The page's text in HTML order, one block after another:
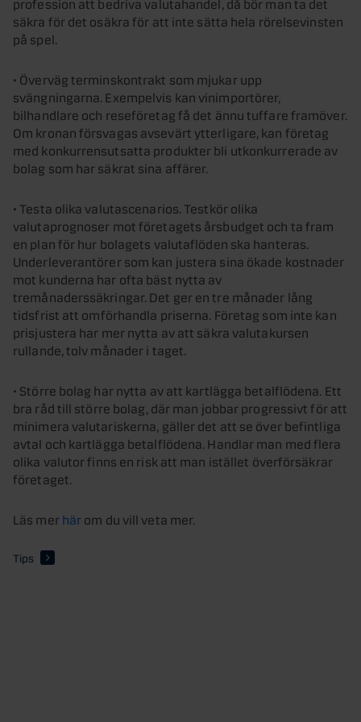
säkra för det osäkra för att inte sätta hela rörelsevinsten
på spel.
• Överväg terminskontrakt som mjukar upp
svängningarna. Exempelvis kan vinimportörer,
bilhandlare och reseföretag få det ännu tuffare framöver.
Om kronan försvagas avsevärt ytterligare, kan företag
med konkurrensutsatta produkter bli utkonkurrerade av
bolag som har säkrat sina affärer.
• Testa olika valutascenarios. Testkör olika
valutaprognoser mot företagets årsbudget och ta fram
en plan för hur bolagets valutaflöden ska hanteras.
Underleverantörer som kan justera sina ökade kostnader
mot kunderna har ofta bäst nytta av
tremånaderssäkringar. Det ger en tre månader lång
tidsfrist att omförhandla priserna. Företag som inte kan
prisjustera har mer nytta av att säkra valutakursen
rullande, tolv månader i taget.
• Större bolag har nytta av att kartlägga betalflödena. Ett
bra råd till större bolag, där man jobbar progressivt för att
minimera valutariskerna, gäller det att se över befintliga
avtal och kartlägga betalflödena. Handlar man med flera
olika valutor finns en risk att man istället överförsäkrar
företaget.
Läs merhärom du vill veta mer.
Tips